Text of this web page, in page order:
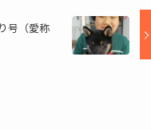
号（愛称